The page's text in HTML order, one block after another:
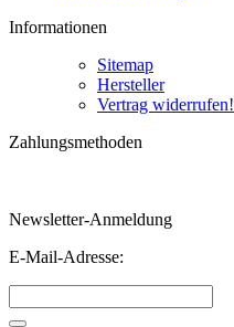
Informationen
Sitemap
Hersteller
Vertrag widerrufen!
Zahlungsmethoden
Newsletter-Anmeldung
E-Mail-Adresse: